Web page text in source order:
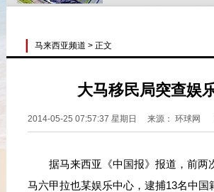
马来西亚频道 > 正文
大马移民局突查娱
2014-05-25 07:57:37 星期日 来源： 环球网
据马来西亚《中国报》报道，前两
马六甲拉也某娱乐中心，逮捕13名中